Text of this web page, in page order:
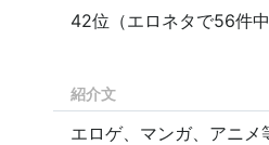
42位（エロネタで56件中
紹介文
エロゲ、マンガ、アニメ